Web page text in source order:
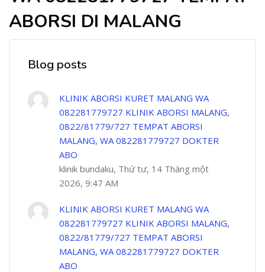
ABORSI DI MALANG
Blog posts
KLINIK ABORSI KURET MALANG WA
082281779727 KLINIK ABORSI MALANG,
0822/81779/727 TEMPAT ABORSI
MALANG, WA 082281779727 DOKTER
ABO
klinik bundaku, Thứ tư, 14 Tháng một
2026, 9:47 AM
KLINIK ABORSI KURET MALANG WA
082281779727 KLINIK ABORSI MALANG,
0822/81779/727 TEMPAT ABORSI
MALANG, WA 082281779727 DOKTER
ABO